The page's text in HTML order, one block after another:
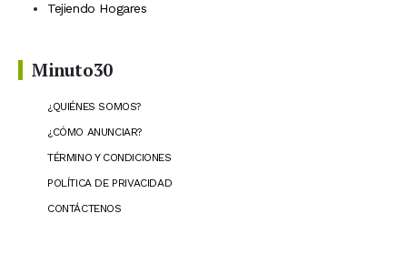
Tejiendo Hogares
Minuto30
¿QUIÉNES SOMOS?
¿CÓMO ANUNCIAR?
TÉRMINO Y CONDICIONES
POLÍTICA DE PRIVACIDAD
CONTÁCTENOS